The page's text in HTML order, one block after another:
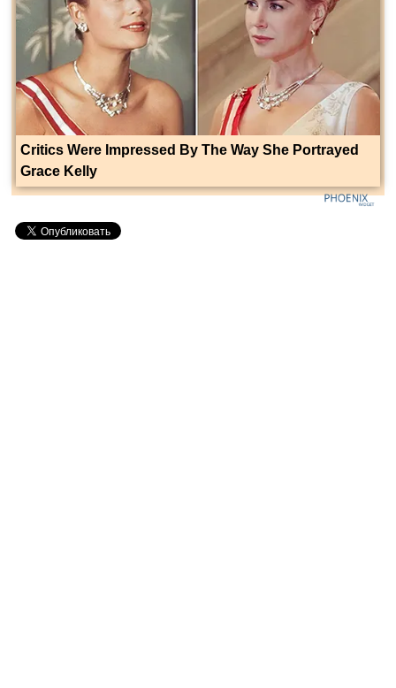
Critics Were Impressed By The Way She Portrayed
Grace Kelly